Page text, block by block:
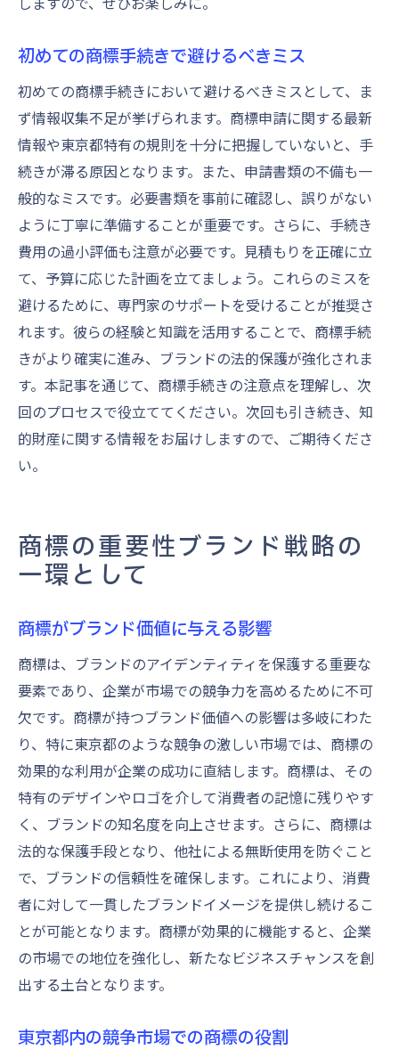
初めての商標手続きで避けるべきミス
初めての商標手続きにおいて避けるべきミスとして、ま
ず情報収集不足が挙げられます。商標申請に関する最新
情報や東京都特有の規則を十分に把握していないと、手
続きが滞る原因となります。また、申請書類の不備も一
般的なミスです。必要書類を事前に確認し、誤りがない
ように丁寧に準備することが重要です。さらに、手続き
費用の過小評価も注意が必要です。見積もりを正確に立
て、予算に応じた計画を立てましょう。これらのミスを
避けるために、専門家のサポートを受けることが推奨さ
れます。彼らの経験と知識を活用することで、商標手続
きがより確実に進み、ブランドの法的保護が強化されま
す。本記事を通じて、商標手続きの注意点を理解し、次
回のプロセスで役立ててください。次回も引き続き、知
的財産に関する情報をお届けしますので、ご期待くださ
い。
商標の重要性ブランド戦略の
一環として
商標がブランド価値に与える影響
商標は、ブランドのアイデンティティを保護する重要な
要素であり、企業が市場での競争力を高めるために不可
欠です。商標が持つブランド価値への影響は多岐にわた
り、特に東京都のような競争の激しい市場では、商標の
効果的な利用が企業の成功に直結します。商標は、その
特有のデザインやロゴを介して消費者の記憶に残りやす
く、ブランドの知名度を向上させます。さらに、商標は
法的な保護手段となり、他社による無断使用を防ぐこと
で、ブランドの信頼性を確保します。これにより、消費
者に対して一貫したブランドイメージを提供し続けるこ
とが可能となります。商標が効果的に機能すると、企業
の市場での地位を強化し、新たなビジネスチャンスを創
出する土台となります。
東京都内の競争市場での商標の役割